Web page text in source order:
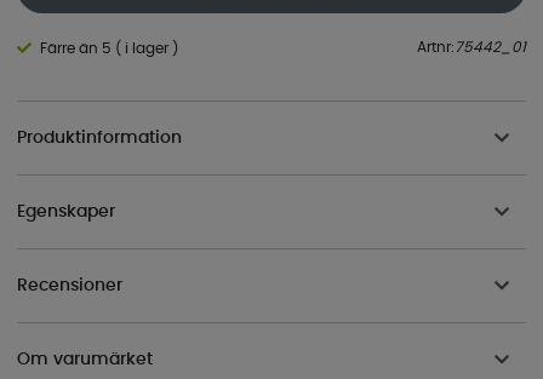
Färre än 5 ( i lager ) Artnr: 75442_01
Produktinformation
Egenskaper
Recensioner
Om varumärket